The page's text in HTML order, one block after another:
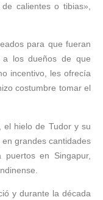
calientes o tibias»,
para que fueran
los dueños de que
incentivo, les ofrecía
costumbre tomar el
el hielo de Tudor y su
grandes cantidades
en Singapur,
y durante la década